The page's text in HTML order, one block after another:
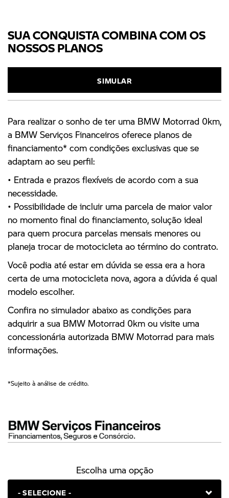
SUA CONQUISTA COMBINA COM OS
NOSSOS PLANOS
SIMULAR
Para realizar o sonho de ter uma BMW Motorrad 0km,
a BMW Serviços Financeiros oferece planos de
financiamento* com condições exclusivas que se
adaptam ao seu perfil:
• Entrada e prazos flexíveis de acordo com a sua
necessidade.
• Possibilidade de incluir uma parcela de maior valor
no momento final do financiamento, solução ideal
para quem procura parcelas mensais menores ou
planeja trocar de motocicleta ao término do contrato.
Você podia até estar em dúvida se essa era a hora
certa de uma motocicleta nova, agora a dúvida é qual
modelo escolher.
Confira no simulador abaixo as condições para
adquirir a sua BMW Motorrad 0km ou visite uma
concessionária autorizada BMW Motorrad para mais
informações.
*Sujeito à análise de crédito.
Escolha uma opção